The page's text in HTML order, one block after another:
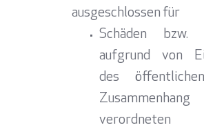
ausgeschlossen für
Schäden bzw.
aufgrund von
des
verordneten